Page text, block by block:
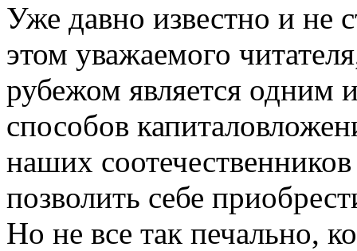
Уже давно известно и не
этом уважаемого
рубежом является
способов
наших
позволить себе
Но не все так печально,